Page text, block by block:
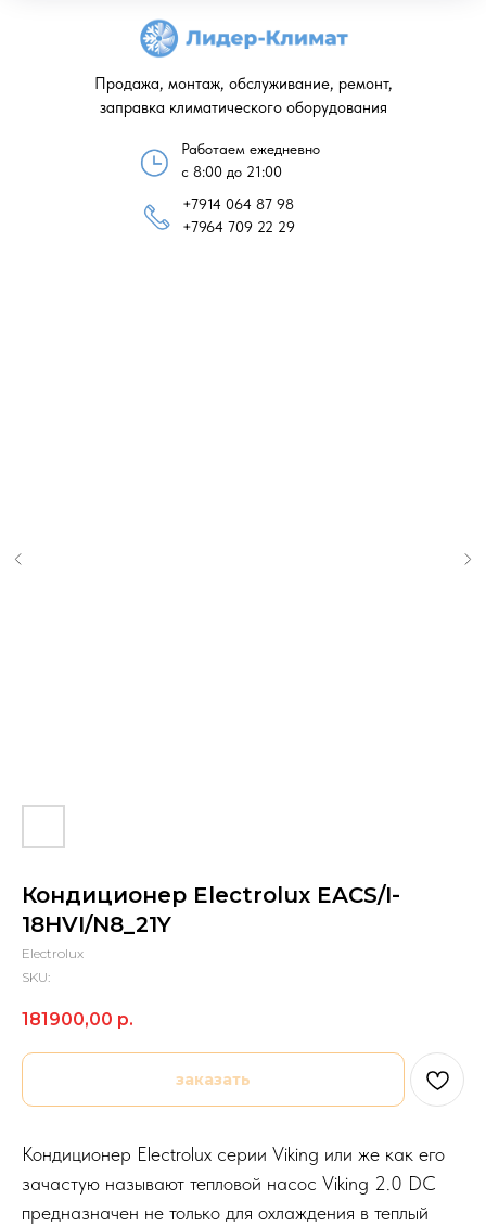
Работаем ежедневно
с 8:00 до 21:00
+7914 064 87 98
+7964 709 22 29
Продажа, монтаж, обслуживание, ремонт,
заправка климатического оборудования
Кондиционер Electrolux EACS/I-
18HVI/N8_21Y
Electrolux
SKU:
181900,00 р.
заказать
Кондиционер Electrolux серии Viking или же как его
зачастую называют тепловой насос Viking 2.0 DC
предназначен не только для охлаждения в теплый